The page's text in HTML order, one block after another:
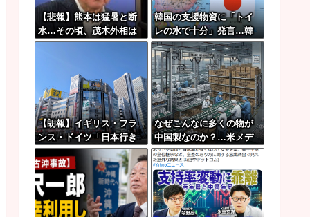
【悲報】熊本は猛暑と断
水…その頃、茂木外相は
中南米でニッコリ動画公
韓国の支援物資に「トイ
レの水で十分」発言…韓
国ネット激怒へｗｗｗｗ
ｗｗｗ
【朗報】イギリス・フラ
ンス・ドイツ「日本行き
たい」検索ランキング上
位独占ｗｗｗ
なぜこんなに多くの物が
中国製なのか？…米メデ
ィア！